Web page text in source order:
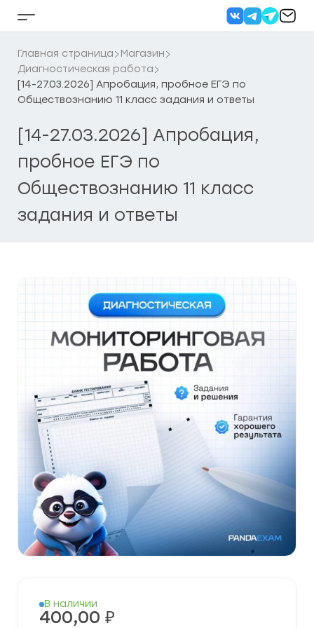
Кнопка
бокового
меню
Главная страница
Магазин
Диагностическая работа
[14-27.03.2026] Апробация, пробное ЕГЭ по
Обществознанию 11 класс задания и ответы
[14-27.03.2026] Апробация,
пробное ЕГЭ по
Обществознанию 11 класс
задания и ответы
В наличии
400,00 ₽